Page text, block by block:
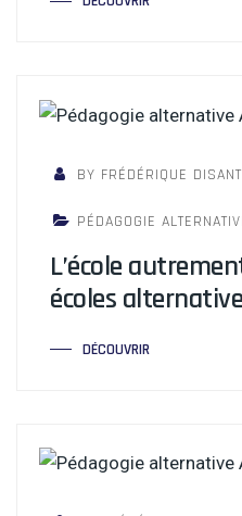
BY FRÉDÉRIQUE DISANT
PÉDAGOGIE
L’école
écoles
DÉCOUVRIR